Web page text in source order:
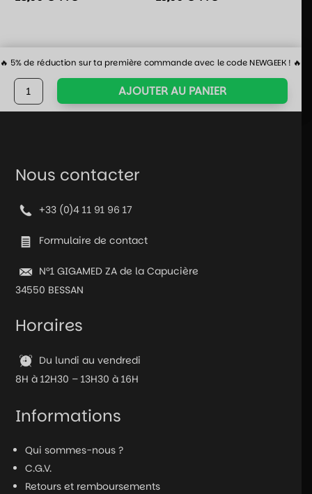
🔥 5% de réduction sur ta première commande avec le code NEWGEEK ! 🔥
quantité
de
n°2061
Sakamoto
AJOUTER AU PANIER
Nous contacter
+33 (0)4 11 91 96 17
Formulaire de contact
N°1 GIGAMED ZA de la Capucière
34550 BESSAN
Horaires
Du lundi au vendredi
8H à 12H30 – 13H30 à 16H
Informations
Qui sommes-nous ?
C.G.V.
Retours et remboursements